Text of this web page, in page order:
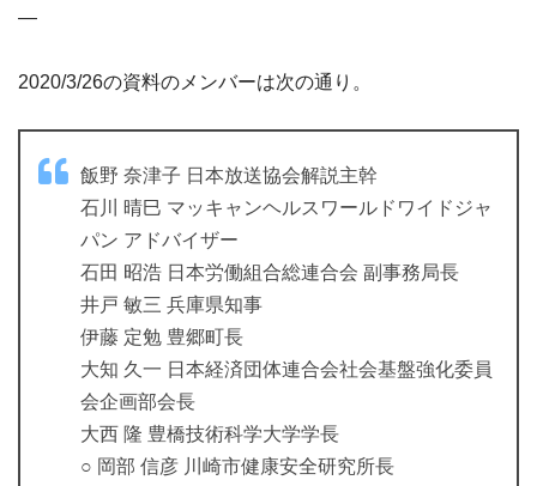
—
2020/3/26の資料のメンバーは次の通り。
飯野 奈津子 日本放送協会解説主幹
石川 晴巳 マッキャンヘルスワールドワイドジャ
パン アドバイザー
石田 昭浩 日本労働組合総連合会 副事務局長
井戸 敏三 兵庫県知事
伊藤 定勉 豊郷町長
大知 久一 日本経済団体連合会社会基盤強化委員
会企画部会長
大西 隆 豊橋技術科学大学学長
○ 岡部 信彦 川崎市健康安全研究所長